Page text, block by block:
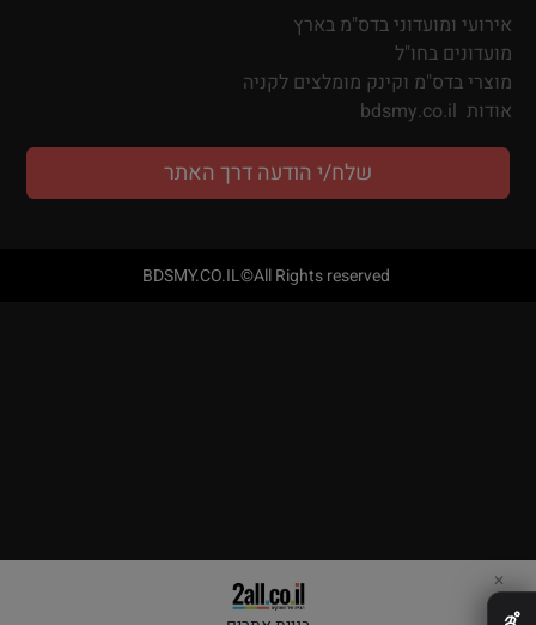
אירועי ומועדוני בדס"מ בארץ
מועדונים בחו"ל
מוצרי בדס"מ וקינק מומלצים לקניה
אודות
שלח/י הודעה דרך האתר
✕